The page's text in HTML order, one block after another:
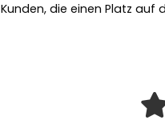
Kunden, die einen Platz auf